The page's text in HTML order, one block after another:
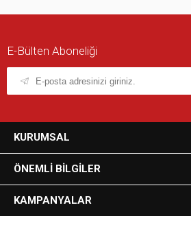
E-Bülten Aboneliği
KURUMSAL
ÖNEMLI BILGILER
KAMPANYALAR